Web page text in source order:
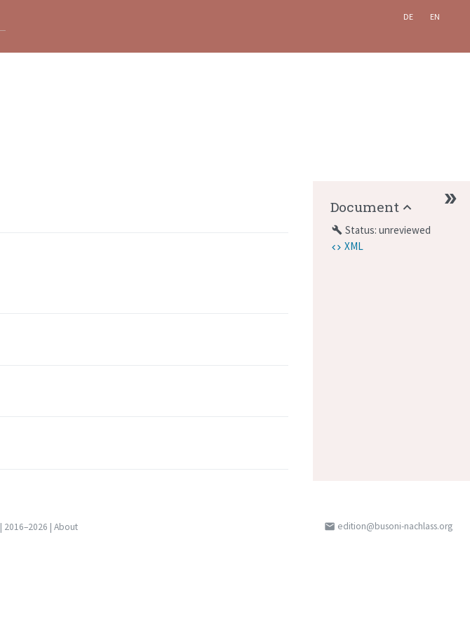
DE EN
Document
build Status: unreviewed
XML
| 2016–2026 | About email edition@busoni-nachlass.org